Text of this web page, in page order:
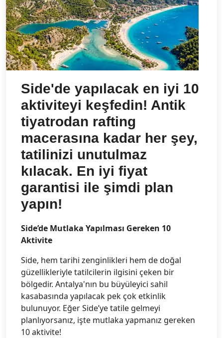
Side'de yapılacak en iyi 10
aktiviteyi keşfedin! Antik
tiyatrodan rafting
macerasına kadar her şey,
tatilinizi unutulmaz
kılacak. En iyi fiyat
garantisi ile şimdi plan
yapın!
Side’de Mutlaka Yapılması Gereken 10
Aktivite
Side, hem tarihi zenginlikleri hem de doğal
güzellikleriyle tatilcilerin ilgisini çeken bir
bölgedir. Antalya'nın bu büyüleyici sahil
kasabasında yapılacak pek çok etkinlik
bulunuyor. Eğer Side’ye tatile gelmeyi
planlıyorsanız, işte mutlaka yapmanız gereken
10 aktivite!